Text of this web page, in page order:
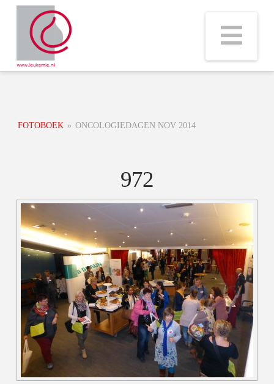
FOTOBOEK » ONCOLOGIEDAGEN NOV 2014
972